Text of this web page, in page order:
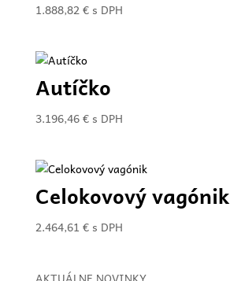
1.888,82€ s DPH
Autíčko
3.196,46€ s DPH
Celokovový vagónik
2.464,61 € s DPH